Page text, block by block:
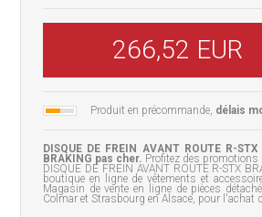
266,52 EUR
Produit en précommande, délais
DISQUE DE FREIN AVANT ROUTE R-
BRAKING pas cher. Profitez des promotions
DISQUE DE FREIN AVANT ROUTE R-STX
boutique en ligne de vêtements et
Magasin de vente en ligne de pièces
Colmar et Strasbourg en Alsace, pour l'achat